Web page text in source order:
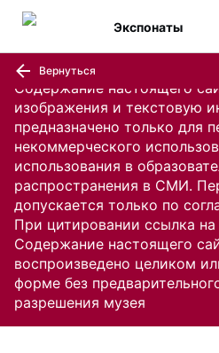
Содержание настоящего
изображения и текстовую
предназначено только для
некоммерческого
использования в
распространения в СМИ.
допускается только по
При цитировании ссылка на
Содержание настоящего
воспроизведено целиком
форме без
разрешения музея
Экспонаты
Вернуться